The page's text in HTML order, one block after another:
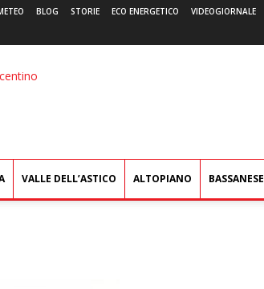
BLOG STORIE ECO ENERGETICO VIDEOGIORNALE
VALLE DELL’ASTICO ALTOPIANO BASSANESE